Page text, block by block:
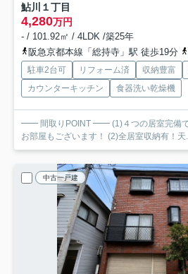
鮎川１丁目
4,280万円
- / 101.92㎡ / 4LDK /築25年
阪急京都本線「総持寺」駅 徒歩19分
駐車2台可 リフォーム済 収納豊富
カウンターキッチン
食器洗い乾燥機
━━ 間取りPOINT ━━ (1)４つの居室完備
お部屋もございます！ (2)全居室収納有！天
中古一戸建